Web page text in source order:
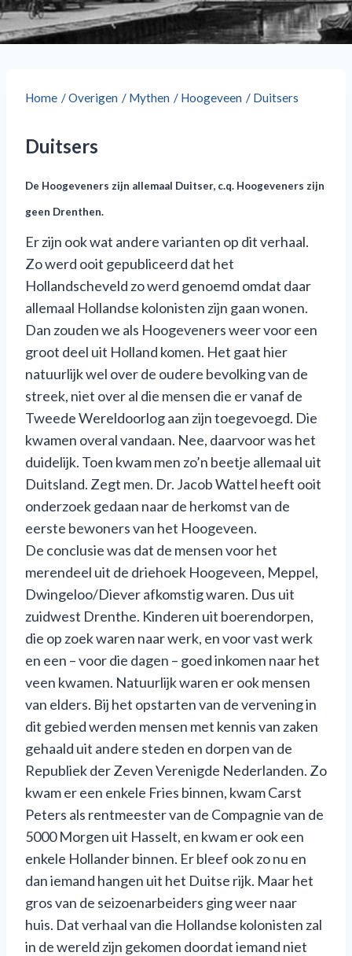
Home /Overigen / Mythen / Hoogeveen / Duitsers
Duitsers
De Hoogeveners zijn allemaal Duitser, c.q. Hoogeveners zijn
geen Drenthen.
Er zijn ook wat andere varianten op dit verhaal.
Zo werd ooit gepubliceerd dat het
Hollandscheveld zo werd genoemd omdat daar
allemaal Hollandse kolonisten zijn gaan wonen.
Dan zouden we als Hoogeveners weer voor een
groot deel uit Holland komen. Het gaat hier
natuurlijk wel over de oudere bevolking van de
streek, niet over al die mensen die er vanaf de
Tweede Wereldoorlog aan zijn toegevoegd. Die
kwamen overal vandaan. Nee, daarvoor was het
duidelijk. Toen kwam men zo’n beetje allemaal uit
Duitsland. Zegt men. Dr. Jacob Wattel heeft ooit
onderzoek gedaan naar de herkomst van de
eerste bewoners van het Hoogeveen.
De conclusie was dat de mensen voor het
merendeel uit de driehoek Hoogeveen, Meppel,
Dwingeloo/Diever afkomstig waren. Dus uit
zuidwest Drenthe. Kinderen uit boerendorpen,
die op zoek waren naar werk, en voor vast werk
en een – voor die dagen – goed inkomen naar het
veen kwamen. Natuurlijk waren er ook mensen
van elders. Bij het opstarten van de vervening in
dit gebied werden mensen met kennis van zaken
gehaald uit andere steden en dorpen van de
Republiek der Zeven Verenigde Nederlanden. Zo
kwam er een enkele Fries binnen, kwam Carst
Peters als rentmeester van de Compagnie van de
5000 Morgen uit Hasselt, en kwam er ook een
enkele Hollander binnen. Er bleef ook zo nu en
dan iemand hangen uit het Duitse rijk. Maar het
gros van de seizoenarbeiders ging weer naar
huis. Dat verhaal van die Hollandse kolonisten zal
in de wereld zijn gekomen doordat iemand niet